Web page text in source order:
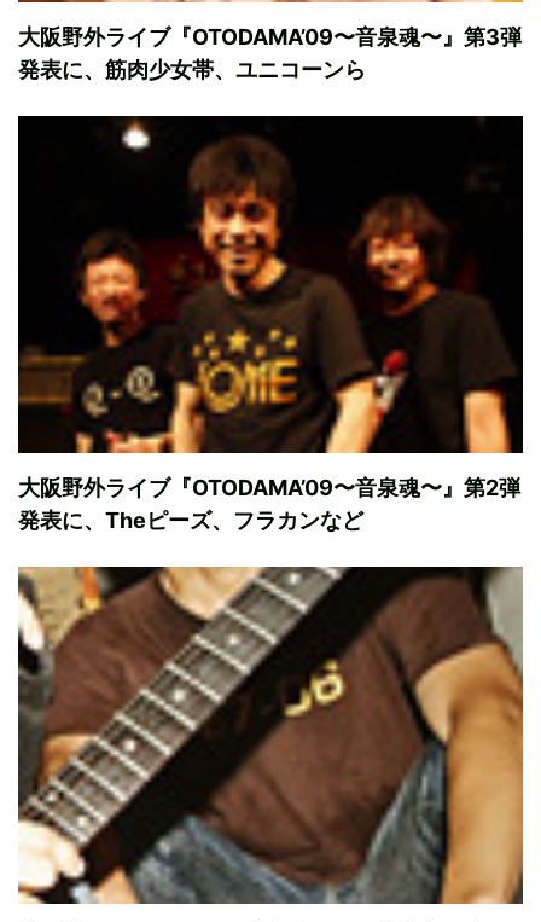
大阪野外ライブ『OTODAMA’09〜音泉魂〜』第3弾
発表に、筋肉少女帯、ユニコーンら
大阪野外ライブ『OTODAMA’09〜音泉魂〜』第2弾
発表に、Theピーズ、フラカンなど